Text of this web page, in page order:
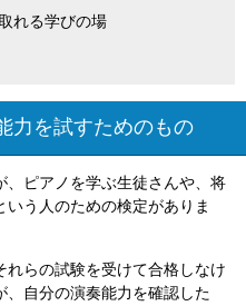
れる学びの場
力を試すためのもの
、ピアノを学ぶ生徒さんや、将
う人のための検定がありま
れらの試験を受けて合格しなけ
、自分の演奏能力を確認した